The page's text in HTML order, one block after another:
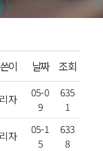
이 날짜 조회
자
05-0
9
635
1
자
05-1
5
633
8